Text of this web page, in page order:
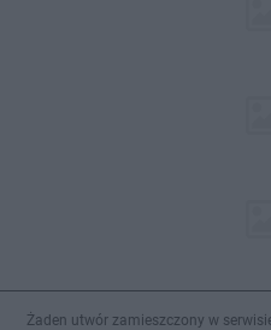
Żaden utwór zamieszczony w